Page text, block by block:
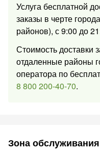
Услуга бесплатной
заказы в черте
районов), с9:00 до
Стоимость доставки
отдаленные районы
оператора по
8 800 200-40-70.
Зона обслуживания